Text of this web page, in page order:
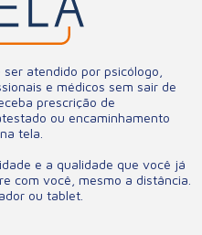
ser atendido por psicólogo,
e médicos sem sair de
prescrição de
ou encaminhamento
tela.
e a qualidade que você já
com você, mesmo a distância.
ou tablet.